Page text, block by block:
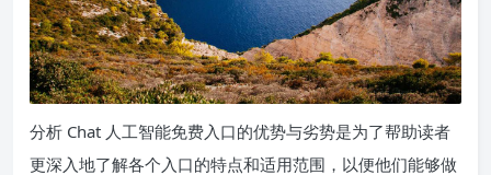
分析 Chat 人工智能免费入口的优势与劣势是为了帮助读者
更深入地了解各个入口的特点和适用范围，以便他们能够做